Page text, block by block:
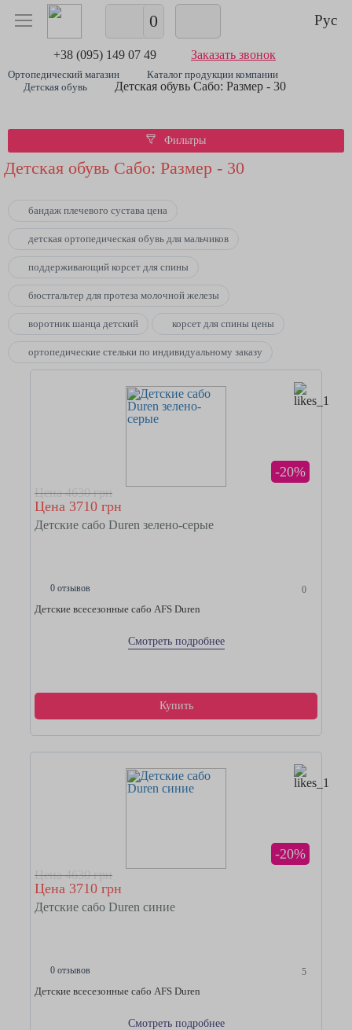
0 Рус
+38 (095) 149 07 49 Заказать звонок
Ортопедический магазин
Каталог продукции компании
Детская обувь
Детская обувь Сабо: Размер - 30
Фильтры
Детская обувь Сабо: Размер - 30
бандаж плечевого сустава цена
детская ортопедическая обувь для мальчиков
поддерживающий корсет для спины
бюстгальтер для протеза молочной железы
воротник шанца детский корсет для спины цены
ортопедические стельки по индивидуальному заказу
-20%
Цена 4630 грн
Цена 3710 грн
Детские сабо Duren зелено-серые
0 отзывов 0
Детские всесезонные сабо AFS Duren
Смотреть подробнее
Купить
-20%
Цена 4630 грн
Цена 3710 грн
Детские сабо Duren синие
0 отзывов 5
Детские всесезонные сабо AFS Duren
Смотреть подробнее